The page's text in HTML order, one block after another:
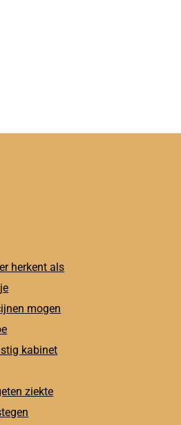
herkent als
mogen
kabinet
ziekte